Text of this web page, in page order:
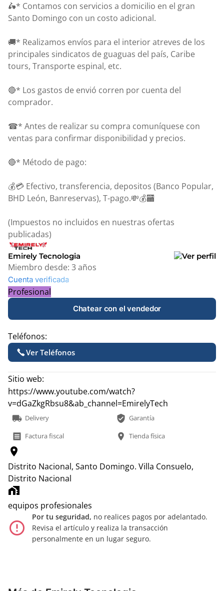
🛵* Contamos con servicios a domicilio en el gran
Santo Domingo con un costo adicional.
🚚* Realizamos envíos para el interior atreves de los
principales sindicatos de guaguas del país, Caribe
tours, Transporte espinal, etc.
🔴* Los gastos de envió corren por cuenta del
comprador.
☎* Antes de realizar su compra comuníquese con
ventas para confirmar disponibilidad y precios.
🔴* Método de pago:
💰💳 Efectivo, transferencia, depositos (Banco Popular,
BHD León, Banreservas), T-pago.💸💰🏧
(Impuestos no incluidos en nuestras ofertas
publicadas)
Emirely Tecnologia
Miembro desde: 3 años
Cuenta verificada
Profesional
Chatear con el vendedor
Teléfonos:
Ver Teléfonos
Sitio web:
https://www.youtube.com/watch?
v=dGaZkgRbsu8&ab_channel=EmirelyTech
local_shipping Delivery verified_user Garantía
receipt Factura fiscal location_on Tienda física
location_on
Distrito Nacional, Santo Domingo. Villa Consuelo,
Distrito Nacional
home_work
equipos profesionales
error_outline
Por tu seguridad, no realices pagos por adelantado.
Revisa el artículo y realiza la transacción
personalmente en un lugar seguro.